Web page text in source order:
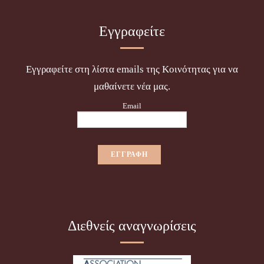
Εγγραφείτε
Εγγραφείτε στη λίστα emails της Κοινότητας για να
μαθαίνετε νέα μας.
Email
Διεθνείς αναγνωρίσεις